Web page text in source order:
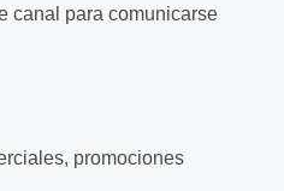
canal para comunicarse
promociones